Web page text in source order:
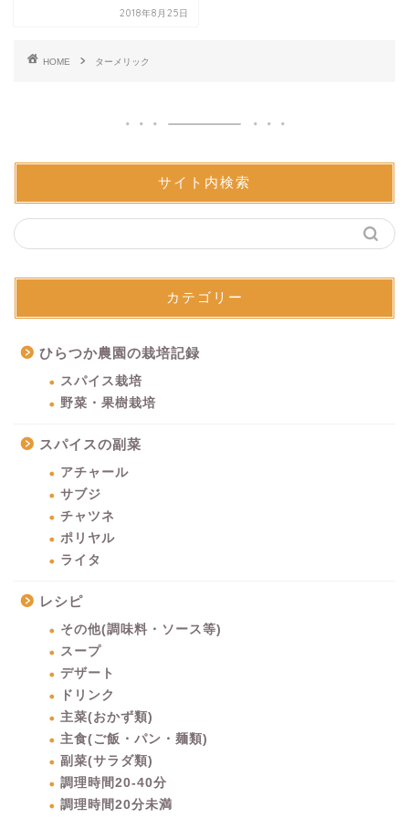
2018年8月25日
HOME ターメリック
サイト内検索
カテゴリー
ひらつか農園の栽培記録
スパイス栽培
野菜・果樹栽培
スパイスの副菜
アチャール
サブジ
チャツネ
ポリヤル
ライタ
レシピ
その他(調味料・ソース等)
スープ
デザート
ドリンク
主菜(おかず類)
主食(ご飯・パン・麺類)
副菜(サラダ類)
調理時間20-40分
調理時間20分未満